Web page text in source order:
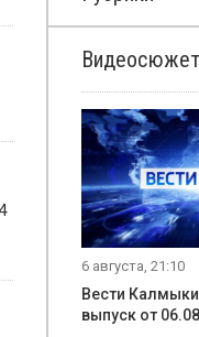
6 августа, 21:10
Вести
выпуск от